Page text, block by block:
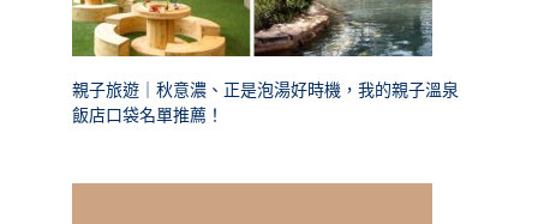
親子旅遊｜秋意濃、正是泡湯好時機，我的親子溫泉
飯店口袋名單推薦！